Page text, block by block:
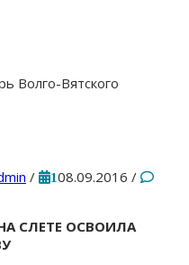
Волго-Вятского
/ 1 08.09.2016 /
СЛЕТЕ ОСВОИЛА